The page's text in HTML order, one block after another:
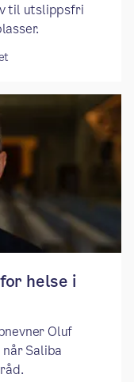
til utslippsfri
helse i
Oluf
Saliba